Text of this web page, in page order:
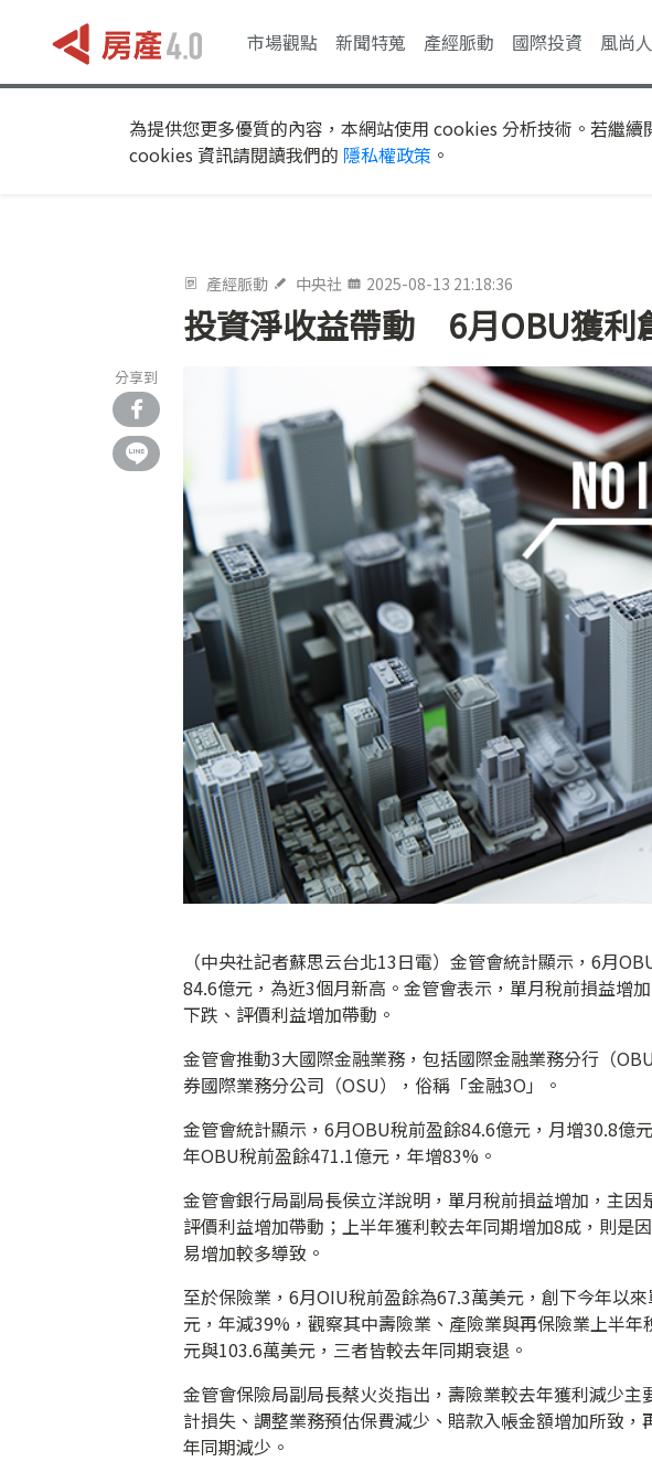
市場觀點 新聞特蒐 產經脈動 國際投資 風尚
為提供您更多優質的內容，本網站使用 cookies 分析技術。若繼
cookies 資訊請閱讀我們的 隱私權政策 。
產經脈動 中央社 2025-08-13 21:18:36
投資淨收益帶動 6月OBU獲利
分享到
（中央社記者蘇思云台北13日電）金管會統計顯示，6月
84.6億元，為近3個月新高。金管會表示，單月稅前損益增
下跌、評價利益增加帶動。
金管會推動3大國際金融業務，包括國際金融業務分行（
券國際業務分公司（OSU），俗稱「金融3O」。
金管會統計顯示，6月OBU稅前盈餘84.6億元，月增30.8億
年OBU稅前盈餘471.1億元，年增83%。
金管會銀行局副局長侯立洋說明，單月稅前損益增加，主因
評價利益增加帶動；上半年獲利較去年同期增加8成，則是
易增加較多導致。
至於保險業，6月OIU稅前盈餘為67.3萬美元，創下今年以
元，年減39%，觀察其中壽險業、產險業與再保險業上半
元與103.6萬美元，三者皆較去年同期衰退。
金管會保險局副局長蔡火炎指出，壽險業較去年獲利減少
計損失、調整業務預估保費減少、賠款入帳金額增加所致
年同期減少。